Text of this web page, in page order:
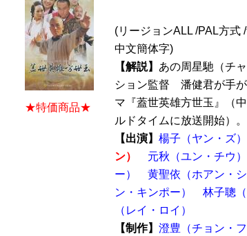
★特価商品★
(リージョンALL /PAL方式
中文簡体字)
【解説】 あの周星馳（チ
ション監督 潘健君が手
マ『蓋世英雄方世玉』（
ルドタイムに放送開始）
【出演】 楊子（ヤン・ズ）
ン）
元秋（ユン・チウ）
ー）
黄聖依（ホアン・シ
ン・キンポー）
林子聰
（レイ・ロイ）
【制作】 澄豊（チョン・フ